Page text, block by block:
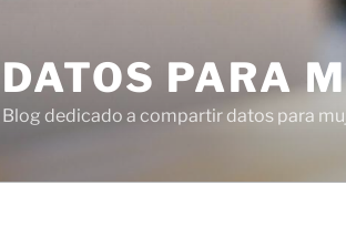
DATOS PARA
Blog dedicado a compartir datos para